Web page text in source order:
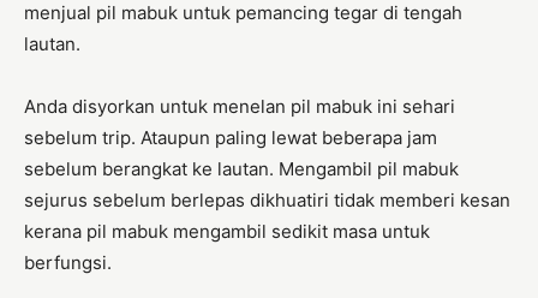
menjual pil mabuk untuk pemancing tegar di tengah
lautan.
Anda disyorkan untuk menelan pil mabuk ini sehari
sebelum trip. Ataupun paling lewat beberapa jam
sebelum berangkat ke lautan. Mengambil pil mabuk
sejurus sebelum berlepas dikhuatiri tidak memberi kesan
kerana pil mabuk mengambil sedikit masa untuk
berfungsi.